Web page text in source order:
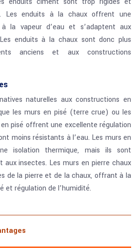
Les enduits à la chaux offrent une
la vapeur d’eau et s’adaptent aux
enduits à la chaux sont donc plus
anciens et aux constructions
naturelles aux constructions en
les murs en pisé (terre crue) ou les
pisé offrent une excellente régulation
moins résistants à l’eau. Les murs en
isolation thermique, mais ils sont
aux insectes. Les murs en pierre chaux
de la pierre et de la chaux, offrant à la
et régulation de l’humidité.